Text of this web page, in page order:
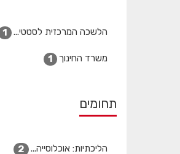
הלשכה המרכזית לסטטי... 1
משרד החינוך 1
תחומים
הליכתיות: אוכלוסייה... 2